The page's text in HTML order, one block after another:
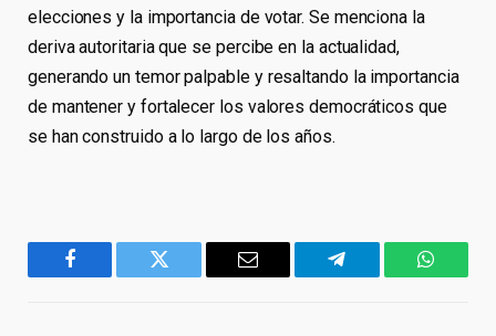
elecciones y la importancia de votar. Se menciona la
deriva autoritaria que se percibe en la actualidad,
generando un temor palpable y resaltando la importancia
de mantener y fortalecer los valores democráticos que
se han construido a lo largo de los años.
Facebook Twitter Email Telegram